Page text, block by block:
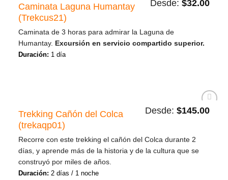
Añadir
Caminata Laguna Humantay
(Trekcus21)
Desde:$32.00
Caminata de 3 horas para admirar la Laguna de
Humantay. Excursión en servicio compartido superior.
Duración: 1 día
Añadir
Trekking Cañón del Colca
(trekaqp01)
Desde:$145.00
Recorre con este trekking el cañón del Colca durante 2
días, y aprende más de la historia y de la cultura que se
construyó por miles de años.
Duración: 2 días / 1 noche